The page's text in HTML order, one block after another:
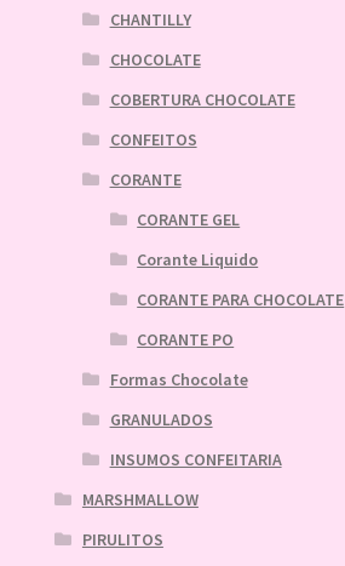
CHANTILLY
CHOCOLATE
COBERTURA CHOCOLATE
CONFEITOS
CORANTE
CORANTE GEL
Corante Liquido
CORANTE PARA CHOCOLATE
CORANTE PO
Formas Chocolate
GRANULADOS
INSUMOS CONFEITARIA
MARSHMALLOW
PIRULITOS